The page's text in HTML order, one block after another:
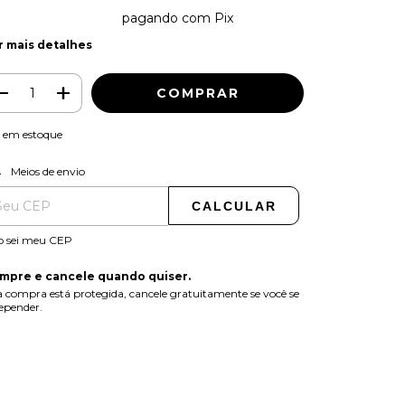
pagando com Pix
mais detalhes
em estoque
para o CEP:
Meios de envio
CALCULAR
sei meu CEP
e cancele quando quiser.
compra está protegida, cancele gratuitamente se você se